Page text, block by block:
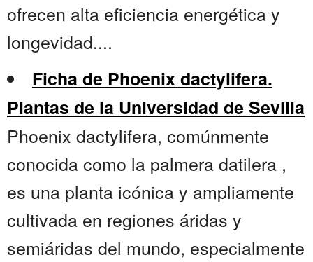
ofrecen alta eficiencia energética y
longevidad....
Ficha de Phoenix dactylifera.
Plantas de la Universidad de Sevilla
Phoenix dactylifera, comúnmente
conocida como la palmera datilera ,
es una planta icónica y ampliamente
cultivada en regiones áridas y
semiáridas del mundo, especialmente